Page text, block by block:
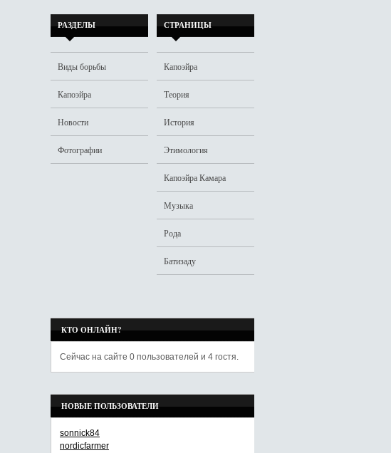
РАЗДЕЛЫ
Виды борьбы
Капоэйра
Новости
Фотографии
СТРАНИЦЫ
Капоэйра
Теория
История
Этимология
Капоэйра Камара
Музыка
Рода
Батизаду
КТО ОНЛАЙН?
Сейчас на сайте 0 пользователей и 4 гостя.
НОВЫЕ ПОЛЬЗОВАТЕЛИ
sonnick84
nordicfarmer